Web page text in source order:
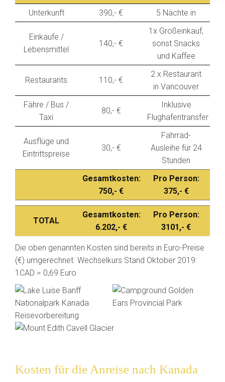
Unterkunft 390,- € 5 Nächte in
Einkäufe /
Lebensmittel
140,- €
1x Großeinkauf,
sonst Snacks
und Kaffee
Restaurants 110,- €
2 x Restaurant
in Vancouver
Fähre / Bus /
Taxi
80,- €
Inklusive
Flughafentransfer
Ausflüge und
Eintrittspreise
30,- €
Fahrrad-
Ausleihe für 24
Stunden
Gesamtkosten:
750,- €
Pro Person:
375,- €
TOTAL
Gesamtkosten:
6.202,- €
Pro Person:
3101,- €
Die oben genannten Kosten sind bereits in Euro-Preise
(€) umgerechnet. Wechselkurs Stand Oktober 2019:
1CAD = 0,69 Euro
Kosten für die Anreise nach Kanada